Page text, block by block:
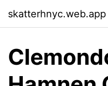
skatterhnyc.web.app